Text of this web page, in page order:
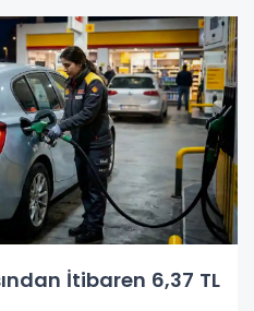
İtibaren 6,37 TL